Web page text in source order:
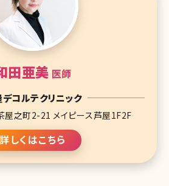
田亜美 医師
デコルテクリニック
屋之町2-21 メイピース芦屋1F2F
詳しくはこちら